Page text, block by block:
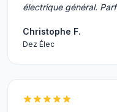
électrique général.
Christophe F.
Dez Élec